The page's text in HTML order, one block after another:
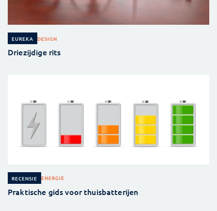
EUREKA DESIGN
Driezijdige rits
RECENSIE ENERGIE
Praktische gids voor thuisbatterijen